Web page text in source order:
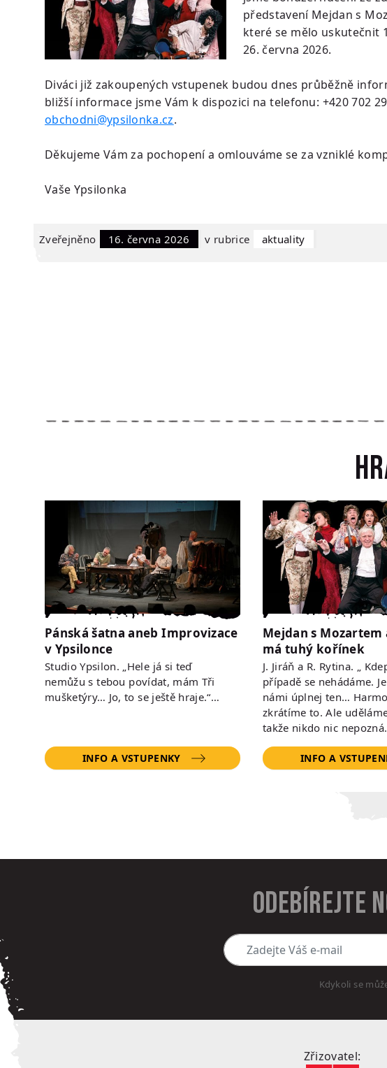
představení Mejdan s
které se mělo uskutečnit
26. června 2026.
Diváci již zakoupených vstupenek budou dnes průběžně
bližší informace jsme Vám k dispozici na telefonu: +420 702
obchodni@ypsilonka.cz.
Děkujeme Vám za pochopení a omlouváme se za vzniklé
Vaše Ypsilonka
Zveřejněno 16. června 2026 v rubrice Aktuality
Pánská šatna aneb Improvizace
v Ypsilonce
Studio Ypsilon. „Hele já si teď
nemůžu s tebou povídat, mám Tři
mušketýry… Jo, to se ještě hraje.“…
INFO A VSTUPENKY
Mejdan s Mozartem
má tuhý kořínek
J. Jiráň a R. Rytina. „
případě se nehádáme.
námi úplnej ten…
zkrátíme to. Ale
takže nikdo nic
INFO A
Odebírejte
Zadejte Váš e-mail
Kdykoli se
Zřizovatel: